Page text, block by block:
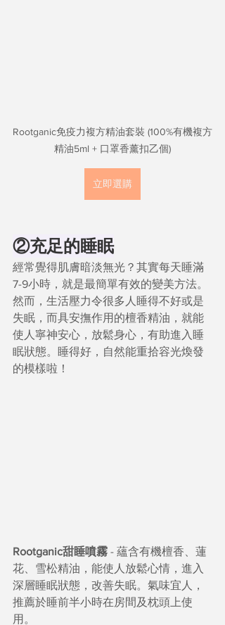
Rootganic免疫力複方精油套裝 (100%有機複方
精油5ml + 口罩香薰扣乙個)
立即選購
②充足的睡眠
經常覺得肌膚暗淡無光？其實每天睡滿
7-9小時，就是最簡單有效的變美方法。
然而，生活壓力令很多人睡得不好或是
失眠，而具安撫作用的檀香精油，就能
使人寧神安心，放鬆身心，有助進入睡
眠狀態。睡得好，自然能重拾容光煥發
的模樣啦！
Rootganic甜睡噴霧 - 蘊含有機檀香、蓮
花、雪松精油，能使人放鬆心情，進入
深層睡眠狀態，改善失眠。氣味宜人，
推薦於睡前半小時在房間及枕頭上使
用。